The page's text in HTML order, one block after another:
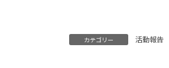
カテゴリー 活動報告